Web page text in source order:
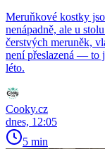
Meruňkové kostky
nenápadně, ale u
čerstvých meruněk,
není přeslazená — to
léto.
Cooky.cz
dnes, 12:05
5 min